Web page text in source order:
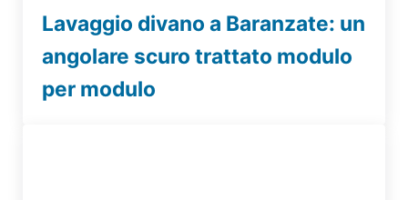
Lavaggio divano a Baranzate: un
angolare scuro trattato modulo
per modulo